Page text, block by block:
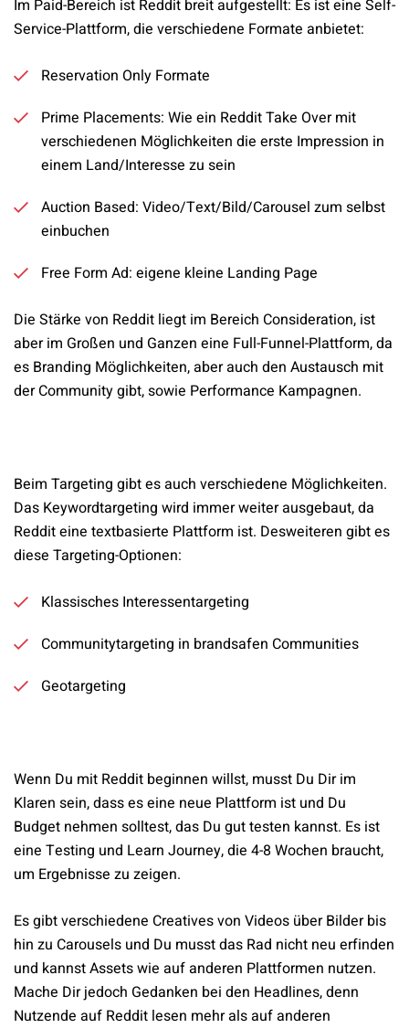
Im Paid-Bereich ist Reddit breit aufgestellt: Es ist eine Self-
Service-Plattform, die verschiedene Formate anbietet:
Reservation Only Formate
Prime Placements: Wie ein Reddit Take Over mit
verschiedenen Möglichkeiten die erste Impression in
einem Land/Interesse zu sein
Auction Based: Video/Text/Bild/Carousel zum selbst
einbuchen
Free Form Ad: eigene kleine Landing Page
Die Stärke von Reddit liegt im Bereich Consideration, ist
aber im Großen und Ganzen eine Full-Funnel-Plattform, da
es Branding Möglichkeiten, aber auch den Austausch mit
der Community gibt, sowie Performance Kampagnen.
Beim Targeting gibt es auch verschiedene Möglichkeiten.
Das Keywordtargeting wird immer weiter ausgebaut, da
Reddit eine textbasierte Plattform ist. Desweiteren gibt es
diese Targeting-Optionen:
Klassisches Interessentargeting
Communitytargeting in brandsafen Communities
Geotargeting
Wenn Du mit Reddit beginnen willst, musst Du Dir im
Klaren sein, dass es eine neue Plattform ist und Du
Budget nehmen solltest, das Du gut testen kannst. Es ist
eine Testing und Learn Journey, die 4-8 Wochen braucht,
um Ergebnisse zu zeigen.
Es gibt verschiedene Creatives von Videos über Bilder bis
hin zu Carousels und Du musst das Rad nicht neu erfinden
und kannst Assets wie auf anderen Plattformen nutzen.
Mache Dir jedoch Gedanken bei den Headlines, denn
Nutzende auf Reddit lesen mehr als auf anderen